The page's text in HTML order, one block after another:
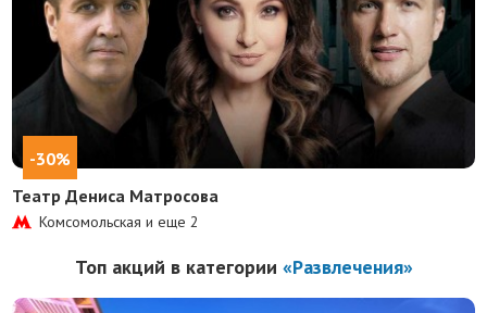
-30%
Театр Дениса Матросова
Комсомольская и еще2
Топ акций в категории «Развлечения»